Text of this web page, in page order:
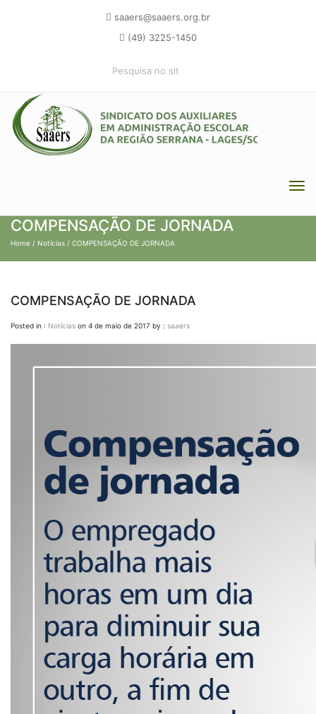
saaers@saaers.org.br
(49) 3225-1450
COMPENSAÇÃO DE JORNADA
Home / Notícias / COMPENSAÇÃO DE JORNADA
COMPENSAÇÃO DE JORNADA
Posted in : Notícias on 4 de maio de 2017 by : saaers